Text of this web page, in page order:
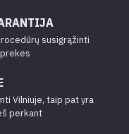
susigrąžinti
Vilniuje, taip pat yra
perkant